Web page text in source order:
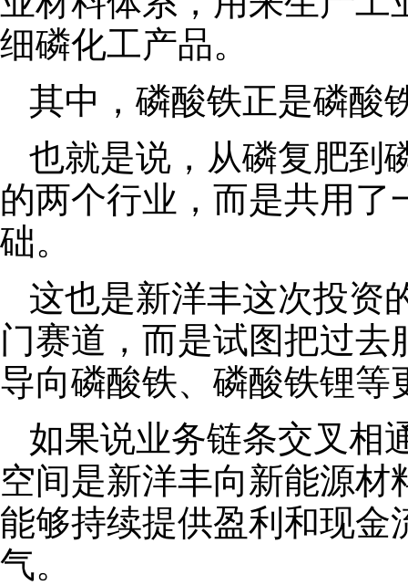
细磷化工产品。
其中，磷酸铁正是磷酸
也就是说，从磷复肥到
的两个行业，而是共用
础。
这也是新洋丰这次投资
门赛道，而是试图把过
导向磷酸铁、磷酸铁锂等
如果说业务链条交叉相
空间是新洋丰向新能源
能够持续提供盈利和现金
气。